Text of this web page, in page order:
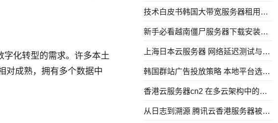
化转型的需求。许多本土
对成熟，拥有多个数据中
技术白皮书韩国大带宽服务器租用架
新手必看越南僵尸服务器下载安装后
上海日本云服务器 网络延迟测试与优
韩国群站广告投放策略 本地平台选择
香港云服务器cn2 在多云架构中的网
从日志到溯源 腾讯云香港服务器被攻